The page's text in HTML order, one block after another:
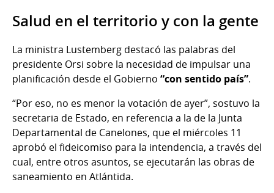
Salud en el territorio y con la gente
La ministra Lustemberg destacó las palabras del
presidente Orsi sobre la necesidad de impulsar una
planificación desde el Gobierno “con sentido país”.
“Por eso, no es menor la votación de ayer”, sostuvo la
secretaria de Estado, en referencia a la de la Junta
Departamental de Canelones, que el miércoles 11
aprobó el fideicomiso para la intendencia, a través del
cual, entre otros asuntos, se ejecutarán las obras de
saneamiento en Atlántida.